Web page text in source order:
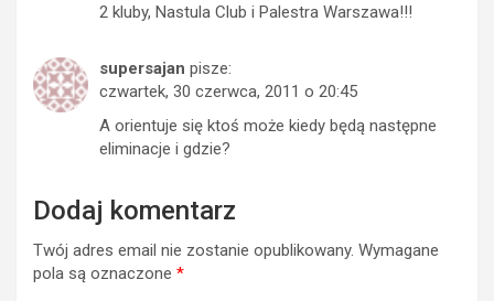
2 kluby, Nastula Club i Palestra Warszawa!!!
supersajan pisze:
czwartek, 30 czerwca, 2011 o 20:45
A orientuje się ktoś może kiedy będą następne
eliminacje i gdzie?
Dodaj komentarz
Twój adres email nie zostanie opublikowany. Wymagane
pola są oznaczone *